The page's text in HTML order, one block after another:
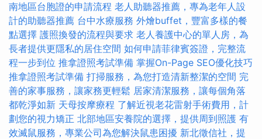
南地區台胞證的申請流程 老人助聽器推薦，專為老年人設
計的助聽器推薦 台中水療服務 外燴buffet，豐富多樣的餐
點選擇 護照換發的流程與要求 老人養護中心的單人房，為
長者提供更隱私的居住空間 如何申請菲律賓簽證，完整流
程一步到位 推拿證照考試準備 掌握On-Page SEO優化技巧
推拿證照考試準備 打掃服務，為您打造清新整潔的空間 完
善的家事服務，讓家務更輕鬆 居家清潔服務，讓每個角落
都乾淨如新 天母按摩療程 了解近視老花雷射手術費用，計
劃您的視力矯正 北部地區安養院的選擇，提供周到照護 有
效滅鼠服務，專業公司為您解決鼠患困擾 新北徵信社，提